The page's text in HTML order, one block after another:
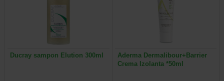
Ducray sampon Elution 300ml
Aderma Dermalibour+Barrier
Crema Izolanta *50ml